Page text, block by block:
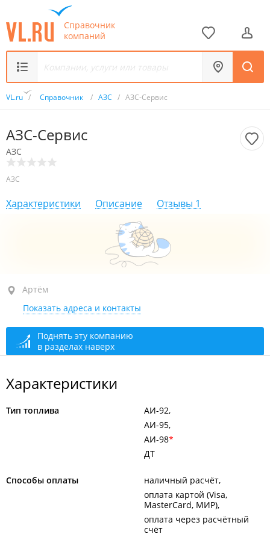
Справочник
компаний
VL.ru / Справочник / АЗС / АЗС-Сервис
АЗС-Сервис
АЗС
АЗС
Характеристики Описание Отзывы 1
Артём, ул. Кирова, 94А
круглосуточно
Артём
Показать адреса и контакты
Поднять эту компанию
в разделах наверх
Характеристики
Тип топлива
АИ-92
АИ-95
АИ-98
ДТ
Способы оплаты
наличный расчёт
оплата картой (Visa,
MasterCard, МИР)
оплата через расчётный
счёт